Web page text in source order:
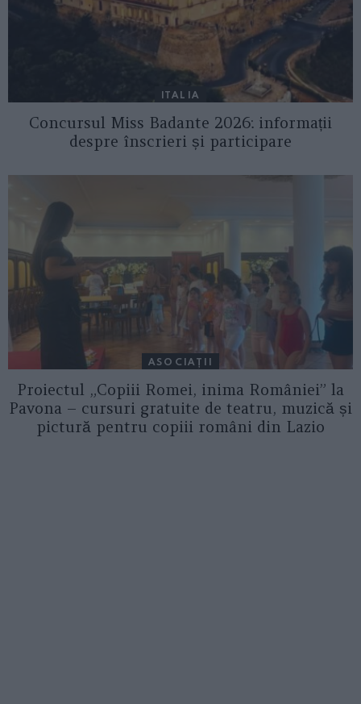
ITALIA
Concursul Miss Badante 2026: informații
despre înscrieri și participare
ASOCIAŢII
Proiectul „Copiii Romei, inima României” la
Pavona – cursuri gratuite de teatru, muzică și
pictură pentru copiii români din Lazio